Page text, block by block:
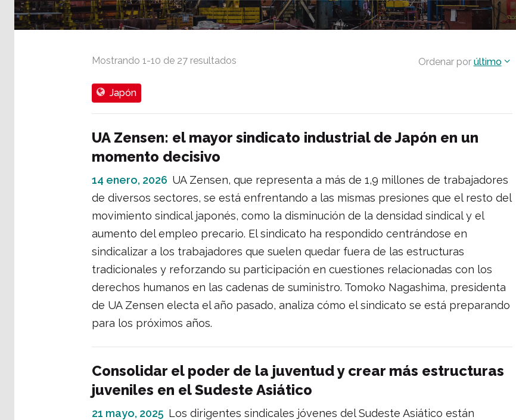
Mostrando 1-10 de 27 resultados Ordenar por último
Japón
UA Zensen: el mayor sindicato industrial de Japón en un
momento decisivo
14 enero, 2026 UA Zensen, que representa a más de 1,9 millones de trabajadores
de diversos sectores, se está enfrentando a las mismas presiones que el resto del
movimiento sindical japonés, como la disminución de la densidad sindical y el
aumento del empleo precario. El sindicato ha respondido centrándose en
sindicalizar a los trabajadores que suelen quedar fuera de las estructuras
tradicionales y reforzando su participación en cuestiones relacionadas con los
derechos humanos en las cadenas de suministro. Tomoko Nagashima, presidenta
de UA Zensen electa el año pasado, analiza cómo el sindicato se está preparando
para los próximos años.
Consolidar el poder de la juventud y crear más estructuras
juveniles en el Sudeste Asiático
21 mayo, 2025 Los dirigentes sindicales jóvenes del Sudeste Asiático están